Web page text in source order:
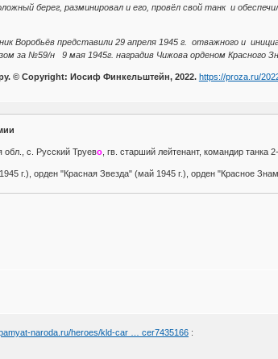
берег, разминировал и его, провёл свой танк и
Воробьёв представили 29 апреля 1945 г. отважного и
за №59/н 9 мая 1945г. наградив Чижова орденом Красного
© Copyright: Иосиф Финкельштейн, 2022. https://proza.ru/
обл., с. Русский Труево, гв. старший лейтенант, командир танка
г.), орден "Красная Звезда" (май 1945 г.), орден "Красное
naroda.ru/heroes/kld-car … cer7435166 :